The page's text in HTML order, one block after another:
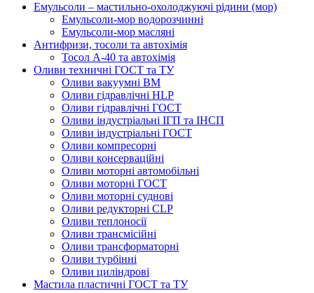
Емульсоли – мастильно-охолоджуючі рідини (мор)
Емульсоли-мор водорозчинні
Емульсоли-мор масляні
Антифризи, тосоли та автохімія
Тосол А-40 та автохімія
Оливи техничні ГОСТ та ТУ
Оливи вакуумні ВМ
Оливи гідравлічні HLP
Оливи гідравлічні ГОСТ
Оливи індустріальні ІГП та ІНСП
Оливи індустріальні ГОСТ
Оливи компресорні
Оливи консерваційні
Оливи моторні автомобільні
Оливи моторні ГОСТ
Оливи моторні суднові
Оливи редукторні CLP
Оливи теплоносії
Оливи трансмісійні
Оливи трансформаторні
Оливи турбінні
Оливи циліндрові
Мастила пластичні ГОСТ та ТУ